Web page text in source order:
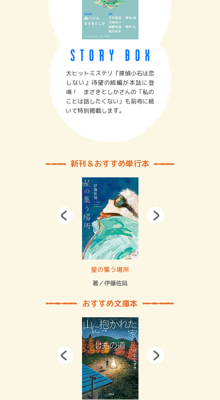
大ヒットミステリ『探偵小石は恋
しない』待望の続編が本誌に登
場！ まさきとしかさんの「私の
ことは話したくない」も前号に続
いて特別掲載します。
新刊＆おすすめ単行本
星の集う場所
著／伊藤佐凪
おすすめ文庫本